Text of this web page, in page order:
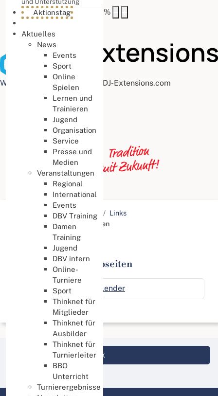
Buchstabenabstand
%
Web Accessibility plugin by DJ-Extensions.com
Aktionstag
Aktuelles
News
Events
Sport
Online
Spielen
Lernen und
Trainieren
Jugend
Organisation
Service
Presse und
Medien
Veranstaltungen
Regional
International
Events
DBV Training
Damen
Training
Jugend
DBV intern
Online-
Turniere
Sport
Thinknet für
Mitglieder
Thinknet für
Ausbilder
Thinknet für
Turnierleiter
BBO
Unterricht
Turnierergebnisse
Aktuelle Seite: Startseite
Links
Weitere Bridge Webseiten
Links
Weitere Bridge Webseiten
Bridge Scanner Kalender
Login DBV Datenbank